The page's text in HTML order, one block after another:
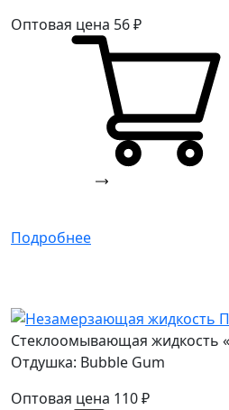
Оптовая цена 56₽
Подробнее
Стеклоомывающая жидкость
Отдушка: Bubble Gum
Оптовая цена 110₽